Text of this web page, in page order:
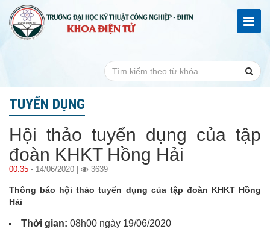
TUYỂN DỤNG
Hội thảo tuyển dụng của tập
đoàn KHKT Hồng Hải
00:35 - 14/06/2020 | 3639
Thông báo hội thảo tuyển dụng của tập đoàn KHKT Hồng
Hải
Thời gian: 08h00 ngày 19/06/2020